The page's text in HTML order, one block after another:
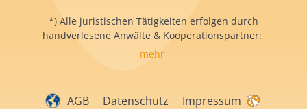
*) Alle juristischen Tätigkeiten erfolgen durch
handverlesene Anwälte & Kooperationspartner:
mehr
AGB Datenschutz Impressum